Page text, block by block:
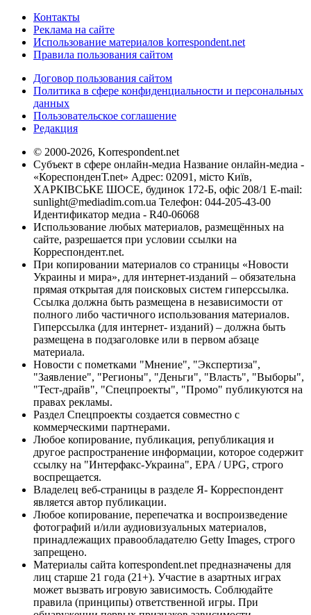
Контакты
Реклама на сайте
Использование материалов korrespondent.net
Правила пользования сайтом
Договор пользования сайтом
Политика в сфере конфиденциальности и персональных
данных
Пользовательское соглашение
Редакция
© 2000-2026, Korrespondent.net
Субъект в сфере онлайн-медиа Название онлайн-медиа -
«КореспонденТ.net» Адрес: 02091, місто Київ,
ХАРКІВСЬКЕ ШОСЕ, будинок 172-Б, офіс 208/1 E-mail:
sunlight@mediadim.com.ua Телефон: 044-205-43-00
Идентификатор медиа - R40-06068
Использование любых материалов, размещённых на
сайте, разрешается при условии ссылки на
Корреспондент.net.
При копировании материалов со страницы «Новости
Украины и мира», для интернет-изданий – обязательна
прямая открытая для поисковых систем гиперссылка.
Ссылка должна быть размещена в независимости от
полного либо частичного использования материалов.
Гиперссылка (для интернет- изданий) – должна быть
размещена в подзаголовке или в первом абзаце
материала.
Новости с пометками "Мнение", "Экспертиза",
"Заявление", "Регионы", "Деньги", "Власть", "Выборы",
"Тест-драйв", "Спецпроекты", "Промо" публикуются на
правах рекламы.
Раздел Спецпроекты создается совместно с
коммерческими партнерами.
Любое копирование, публикация, републикация и
другое распространение информации, которое содержит
ссылку на "Интерфакс-Украина", EPA / UPG, строго
воспрещается.
Владелец веб-страницы в разделе Я- Корреспондент
является автор публикации.
Любое копирование, перепечатка и воспроизведение
фотографий и/или аудиовизуальных материалов,
принадлежащих правообладателю Getty Images, строго
запрещено.
Материалы сайта korrespondent.net предназначены для
лиц старше 21 года (21+). Участие в азартных играх
может вызвать игровую зависимость. Соблюдайте
правила (принципы) ответственной игры. При